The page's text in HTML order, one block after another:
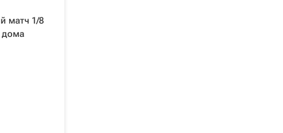
матч 1/8
дома